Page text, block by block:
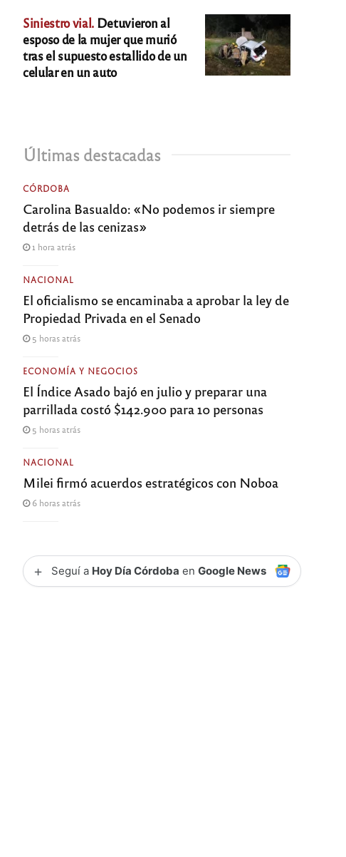
Siniestro vial. Detuvieron al
esposo de la mujer que murió
tras el supuesto estallido de un
celular en un auto
Últimas destacadas
CÓRDOBA
Carolina Basualdo: «No podemos ir siempre
detrás de las cenizas»
1 hora atrás
NACIONAL
El oficialismo se encaminaba a aprobar la ley de
Propiedad Privada en el Senado
5 horas atrás
ECONOMÍA Y NEGOCIOS
El Índice Asado bajó en julio y preparar una
parrillada costó $142.900 para 10 personas
5 horas atrás
NACIONAL
Milei firmó acuerdos estratégicos con Noboa
6 horas atrás
+ Seguí a Hoy Día Córdoba enGoogle News